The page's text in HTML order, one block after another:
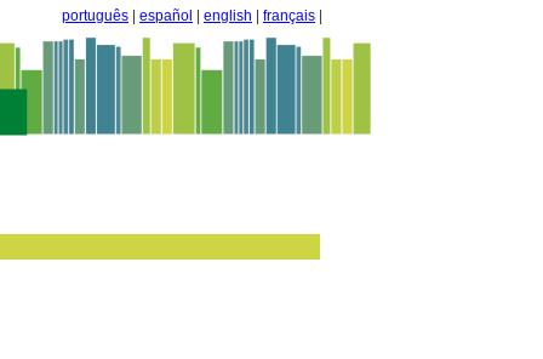
português español english français